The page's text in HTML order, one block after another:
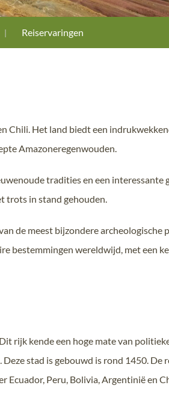
Reiservaringen
Chili. Het land biedt een
Amazoneregenwouden.
tradities en een interessante
trots in stand gehouden.
de meest bijzondere
bestemmingen wereldwijd, met een
rijk kende een hoge mate van
stad is gebouwd is rond 1450. De
Peru, Bolivia, Argentinië en